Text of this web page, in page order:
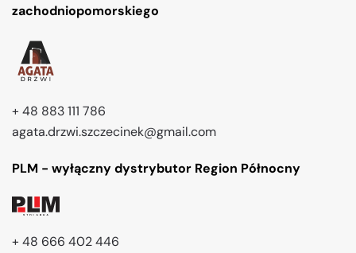
zachodniopomorskiego
+ 48 883 111 786
agata.drzwi.szczecinek@gmail.com
PLM - wyłączny dystrybutor Region Północny
+ 48 666 402 446